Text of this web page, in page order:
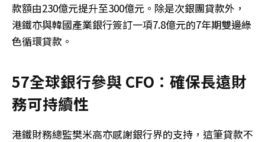
款額由230億元提升至300億元。除是次銀團貸款外，
港鐵亦與韓國產業銀行簽訂一項7.8億元的7年期雙邊綠
色循環貸款。
57全球銀行參與 CFO：確保長遠財
務可持續性
港鐵財務總監樊米高亦感謝銀行界的支持，這筆貸款不